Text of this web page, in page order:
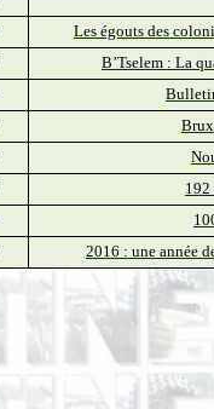
Les égouts des
B’Tselem : La
192
2016 : une année